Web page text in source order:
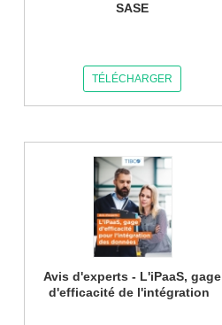
SASE
TÉLÉCHARGER
Avis d'experts - L'iPaaS, gage
d'efficacité de l'intégration